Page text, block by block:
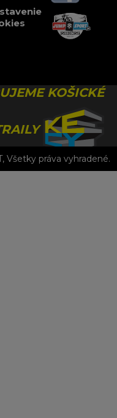
KOŠICKÉ
Všetky práva vyhradené.